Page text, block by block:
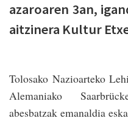
azaroaren 3an,
aitzinera Kultur
Tolosako Nazioarteko
Alemaniako
abesbatzak emanaldia